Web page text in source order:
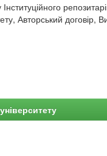
Авторський договір,